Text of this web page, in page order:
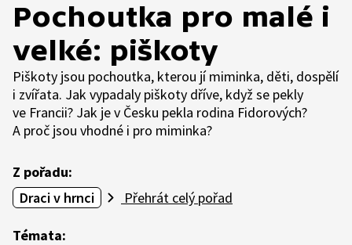
Pochoutka pro malé i
velké: piškoty
Piškoty jsou pochoutka, kterou jí miminka, děti, dospělí
i zvířata. Jak vypadaly piškoty dříve, když se pekly
ve Francii? Jak je v Česku pekla rodina Fidorových?
A proč jsou vhodné i pro miminka?
Z pořadu:
Draci v hrnci
Přehrát celý pořad
Témata: